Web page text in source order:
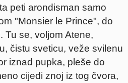
peti arondisman samo
"Monsier le Prince", do
Tu se, voljom Atene,
čistu sveticu, veže svilenu
iznad pupka, pleše do
cijedi znoj iz tog čvora,